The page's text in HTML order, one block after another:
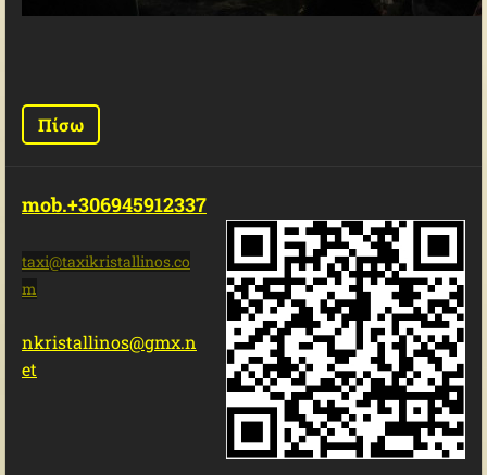
Πίσω
mob.+306945912337
taxi@taxikristallinos.co
m
nkristallinos@gmx.n
et